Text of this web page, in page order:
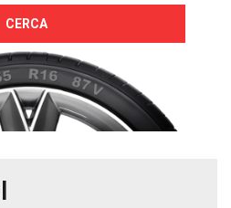
CERCA